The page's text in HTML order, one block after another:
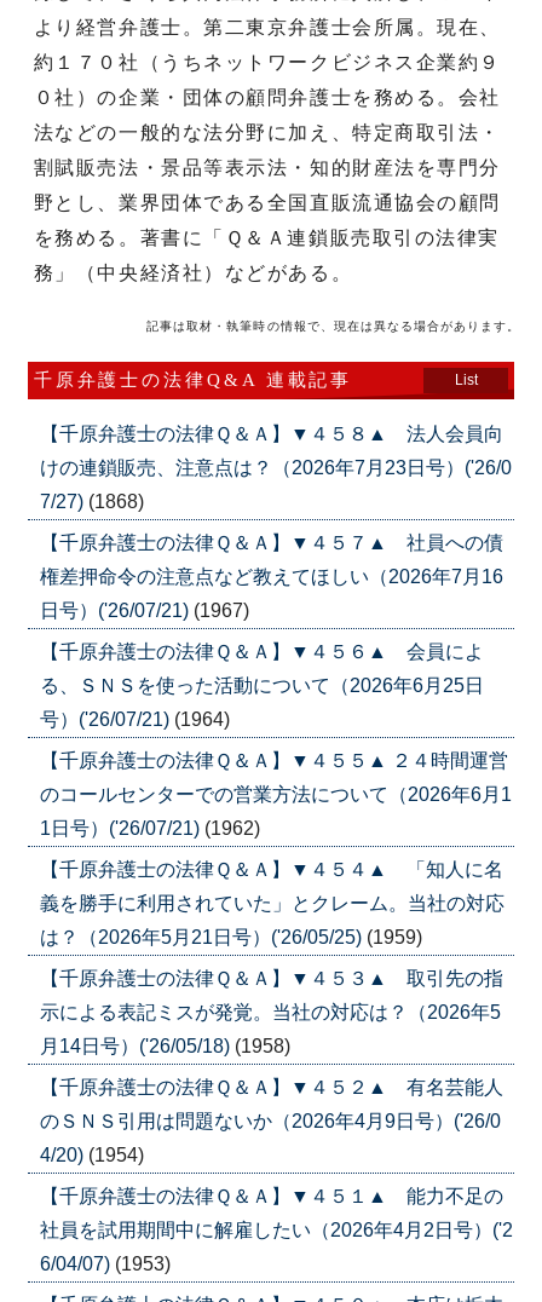
より経営弁護士。第二東京弁護士会所属。現在、
約１７０社（うちネットワークビジネス企業約９
０社）の企業・団体の顧問弁護士を務める。会社
法などの一般的な法分野に加え、特定商取引法・
割賦販売法・景品等表示法・知的財産法を専門分
野とし、業界団体である全国直販流通協会の顧問
を務める。著書に「Ｑ＆Ａ連鎖販売取引の法律実
務」（中央経済社）などがある。
記事は取材・執筆時の情報で、現在は異なる場合があります。
千原弁護士の法律Q&A 連載記事 List
【千原弁護士の法律Ｑ＆Ａ】▼４５８▲ 法人会員向
けの連鎖販売、注意点は？（2026年7月23日号）('26/0
7/27) (1868)
【千原弁護士の法律Ｑ＆Ａ】▼４５７▲ 社員への債
権差押命令の注意点など教えてほしい（2026年7月16
日号）('26/07/21) (1967)
【千原弁護士の法律Ｑ＆Ａ】▼４５６▲ 会員によ
る、ＳＮＳを使った活動について（2026年6月25日
号）('26/07/21) (1964)
【千原弁護士の法律Ｑ＆Ａ】▼４５５▲ ２４時間運営
のコールセンターでの営業方法について（2026年6月1
1日号）('26/07/21) (1962)
【千原弁護士の法律Ｑ＆Ａ】▼４５４▲ 「知人に名
義を勝手に利用されていた」とクレーム。当社の対応
は？（2026年5月21日号）('26/05/25) (1959)
【千原弁護士の法律Ｑ＆Ａ】▼４５３▲ 取引先の指
示による表記ミスが発覚。当社の対応は？（2026年5
月14日号）('26/05/18) (1958)
【千原弁護士の法律Ｑ＆Ａ】▼４５２▲ 有名芸能人
のＳＮＳ引用は問題ないか（2026年4月9日号）('26/0
4/20) (1954)
【千原弁護士の法律Ｑ＆Ａ】▼４５１▲ 能力不足の
社員を試用期間中に解雇したい（2026年4月2日号）('2
6/04/07) (1953)